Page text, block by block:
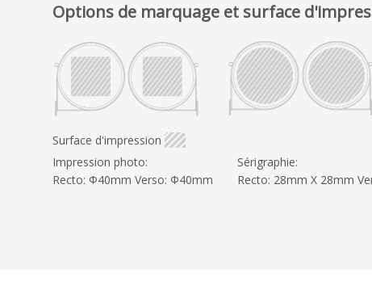
Options de marquage et surface
Surface d'impression
Impression photo:
Recto: Φ40mm Verso: Φ40mm
Sérigraphie:
Recto: 28mm X 28mm